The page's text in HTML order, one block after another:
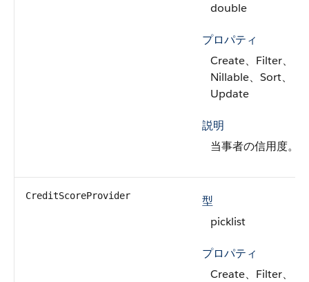
double
プロパティ
Create、Filter、
Nillable、Sort、
Update
説明
当事者の信用度。
CreditScoreProvider
型
picklist
プロパティ
Create、Filter、